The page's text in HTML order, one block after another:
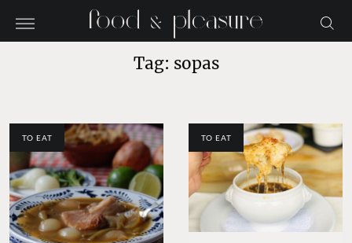
Tag: sopas
TO EAT TO EAT